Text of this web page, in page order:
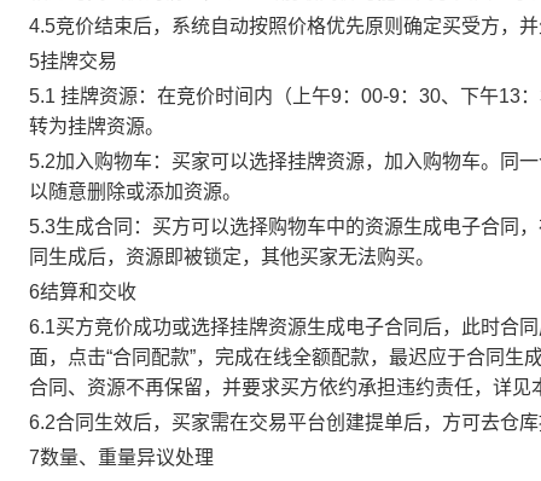
4.5竞价结束后，系统自动按照价格优先原则确定买受方，
5挂牌交易
5.1 挂牌资源：在竞价时间内（上午9：00-9：30、下午13
转为挂牌资源。
5.2加入购物车：买家可以选择挂牌资源，加入购物车。同
以随意删除或添加资源。
5.3生成合同：买方可以选择购物车中的资源生成电子合同
同生成后，资源即被锁定，其他买家无法购买。
6结算和交收
6.1买方竞价成功或选择挂牌资源生成电子合同后，此时合
面，点击“合同配款”，完成在线全额配款，最迟应于合同
合同、资源不再保留，并要求买方依约承担违约责任，详见
6.2合同生效后，买家需在交易平台创建提单后，方可去仓
7数量、重量异议处理